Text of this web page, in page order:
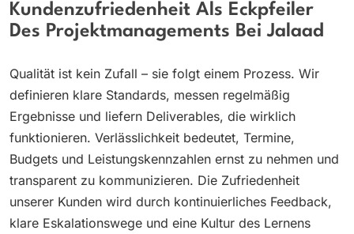
Kundenzufriedenheit Als Eckpfeiler
Des Projektmanagements Bei Jalaad
Qualität ist kein Zufall – sie folgt einem Prozess. Wir
definieren klare Standards, messen regelmäßig
Ergebnisse und liefern Deliverables, die wirklich
funktionieren. Verlässlichkeit bedeutet, Termine,
Budgets und Leistungskennzahlen ernst zu nehmen und
transparent zu kommunizieren. Die Zufriedenheit
unserer Kunden wird durch kontinuierliches Feedback,
klare Eskalationswege und eine Kultur des Lernens